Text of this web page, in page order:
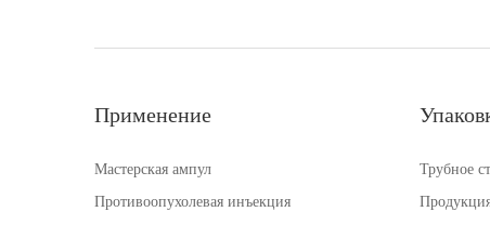
Применение
Мастерская ампул
Противоопухолевая инъекция
Трубное